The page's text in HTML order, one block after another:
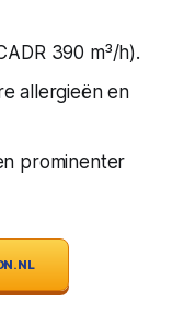
390 m³/h).
allergieën en
prominenter